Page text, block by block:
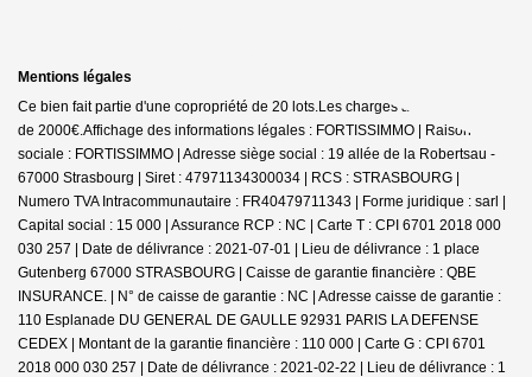
Mentions légales
Ce bien fait partie d'une copropriété de 20 lots.Les charges annuelles sont
de 2000€.Affichage des informations légales : FORTISSIMMO | Raison
sociale : FORTISSIMMO | Adresse siège social : 19 allée de la Robertsau -
67000 Strasbourg | Siret : 47971134300034 | RCS : STRASBOURG |
Numero TVA Intracommunautaire : FR40479711343 | Forme juridique : sarl |
Capital social : 15 000 | Assurance RCP : NC | Carte T : CPI 6701 2018 000
030 257 | Date de délivrance : 2021-07-01 | Lieu de délivrance : 1 place
Gutenberg 67000 STRASBOURG | Caisse de garantie financière : QBE
INSURANCE. | N° de caisse de garantie : NC | Adresse caisse de garantie :
110 Esplanade DU GENERAL DE GAULLE 92931 PARIS LA DEFENSE
CEDEX | Montant de la garantie financière : 110 000 | Carte G : CPI 6701
2018 000 030 257 | Date de délivrance : 2021-02-22 | Lieu de délivrance : 1